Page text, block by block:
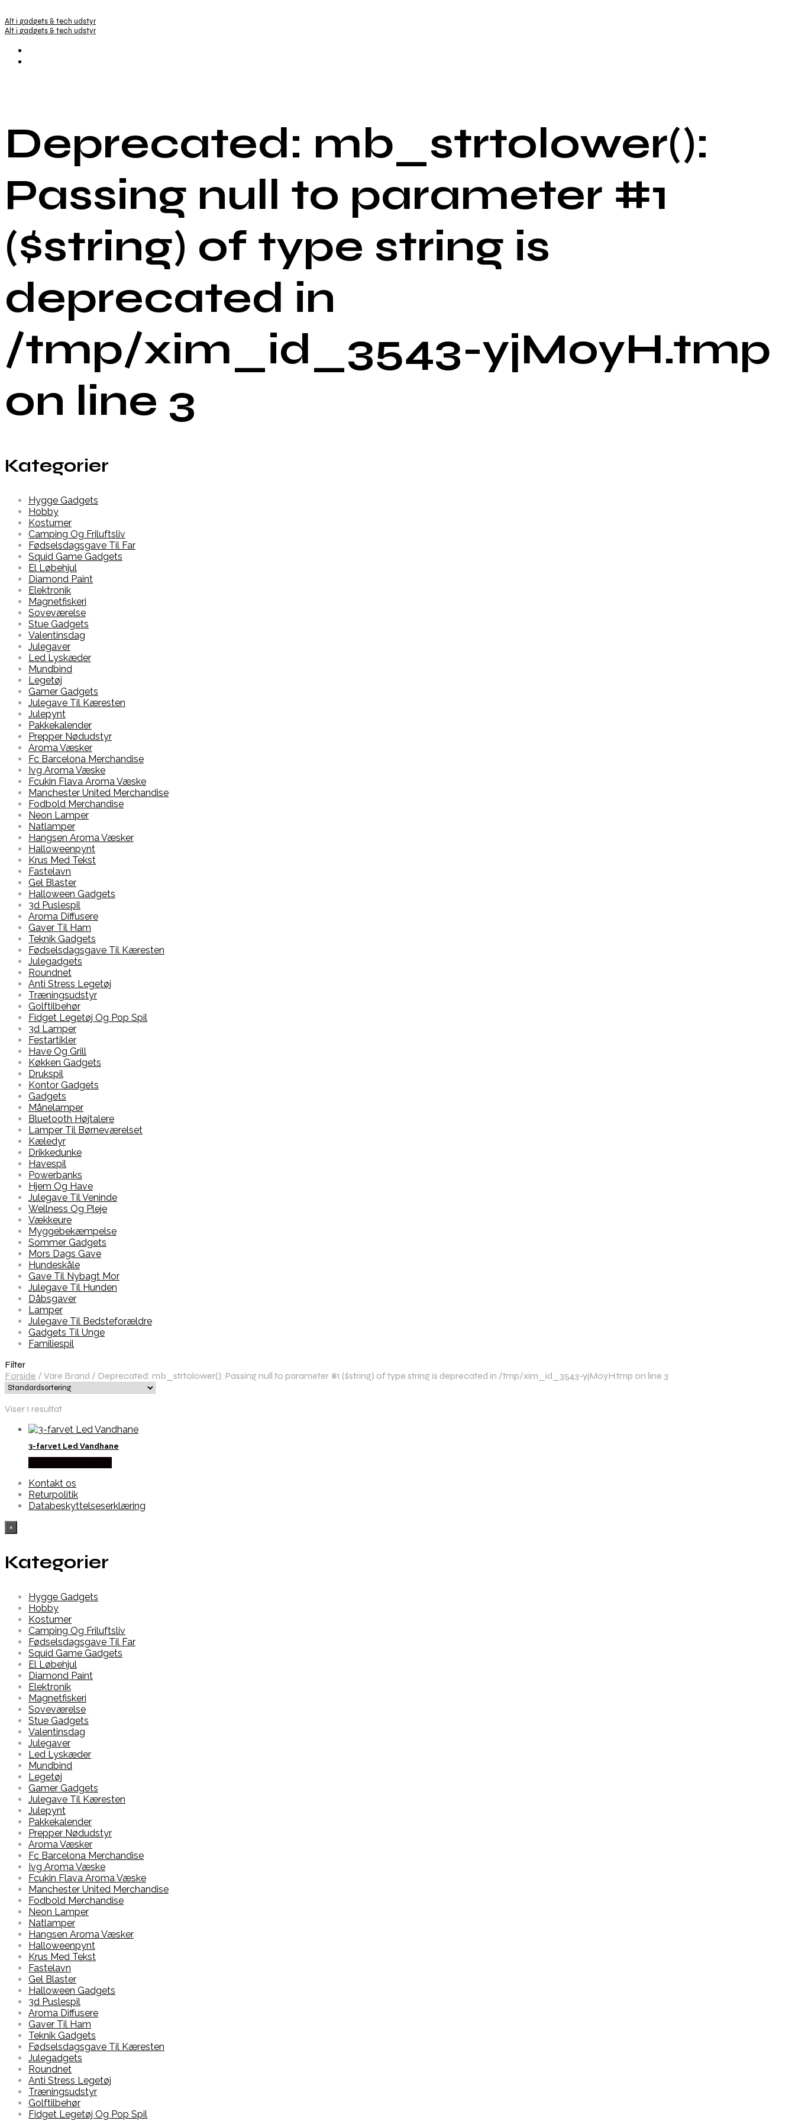
Alt i gadgets & tech udstyr
Alt i gadgets & tech udstyr
Deprecated: mb_strtolower():
Passing null to parameter #1
($string) of type string is
deprecated in
/tmp/xim_id_3543-yjMoyH.tmp
on line 3
Kategorier
Hygge Gadgets
Hobby
Kostumer
Camping Og Friluftsliv
Fødselsdagsgave Til Far
Squid Game Gadgets
El Løbehjul
Diamond Paint
Elektronik
Magnetfiskeri
Soveværelse
Stue Gadgets
Valentinsdag
Julegaver
Led Lyskæder
Mundbind
Legetøj
Gamer Gadgets
Julegave Til Kæresten
Julepynt
Pakkekalender
Prepper Nødudstyr
Aroma Væsker
Fc Barcelona Merchandise
Ivg Aroma Væske
Fcukin Flava Aroma Væske
Manchester United Merchandise
Fodbold Merchandise
Neon Lamper
Natlamper
Hangsen Aroma Væsker
Halloweenpynt
Krus Med Tekst
Fastelavn
Gel Blaster
Halloween Gadgets
3d Puslespil
Aroma Diffusere
Gaver Til Ham
Teknik Gadgets
Fødselsdagsgave Til Kæresten
Julegadgets
Roundnet
Anti Stress Legetøj
Træningsudstyr
Golftilbehør
Fidget Legetøj Og Pop Spil
3d Lamper
Festartikler
Have Og Grill
Køkken Gadgets
Drukspil
Kontor Gadgets
Gadgets
Månelamper
Bluetooth Højtalere
Lamper Til Børneværelset
Kæledyr
Drikkedunke
Havespil
Powerbanks
Hjem Og Have
Julegave Til Veninde
Wellness Og Pleje
Vækkeure
Myggebekæmpelse
Sommer Gadgets
Mors Dags Gave
Hundeskåle
Gave Til Nybagt Mor
Julegave Til Hunden
Dåbsgaver
Lamper
Julegave Til Bedsteforældre
Gadgets Til Unge
Familiespil
Filter
Forside / Vare Brand / Deprecated: mb_strtolower(): Passing null to parameter #1 ($string) of type string is deprecated in /tmp/xim_id_3543-yjMoyH.tmp on line 3
Viser 1 resultat
3-farvet Led Vandhane
Kontakt os
Returpolitik
Databeskyttelseserklæring
×
Kategorier
Hygge Gadgets
Hobby
Kostumer
Camping Og Friluftsliv
Fødselsdagsgave Til Far
Squid Game Gadgets
El Løbehjul
Diamond Paint
Elektronik
Magnetfiskeri
Soveværelse
Stue Gadgets
Valentinsdag
Julegaver
Led Lyskæder
Mundbind
Legetøj
Gamer Gadgets
Julegave Til Kæresten
Julepynt
Pakkekalender
Prepper Nødudstyr
Aroma Væsker
Fc Barcelona Merchandise
Ivg Aroma Væske
Fcukin Flava Aroma Væske
Manchester United Merchandise
Fodbold Merchandise
Neon Lamper
Natlamper
Hangsen Aroma Væsker
Halloweenpynt
Krus Med Tekst
Fastelavn
Gel Blaster
Halloween Gadgets
3d Puslespil
Aroma Diffusere
Gaver Til Ham
Teknik Gadgets
Fødselsdagsgave Til Kæresten
Julegadgets
Roundnet
Anti Stress Legetøj
Træningsudstyr
Golftilbehør
Fidget Legetøj Og Pop Spil